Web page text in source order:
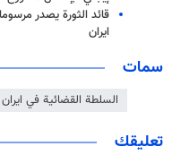
قائد الثورة يصدر
ايران
سمات
السلطة القضائية في ايران
تعليقك